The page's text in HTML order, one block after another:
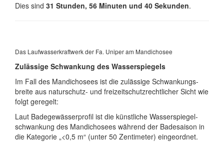
Dies sind 31 Stunden, 56 Minuten und 40 Sekunden.
Das Laufwasserkraftwerk der Fa. Uniper am Mandichosee
Zulässige Schwankung des Wasserspiegels
Im Fall des Mandichosees ist die zulässige Schwan­kungs­
breite aus natur­schutz- und freizeit­schutz­recht­licher Sicht wie
folgt geregelt:
Laut Badegewässerprofil ist die künstliche Wasser­spiegel­
schwan­kung des Mandicho­sees während der Bade­saison in
die Kategorie „<0,5 m“ (unter 50 Zenti­meter) einge­ordnet.